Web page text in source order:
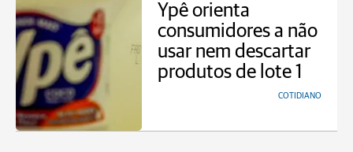
Ypê orienta
consumidores a não
usar nem descartar
produtos de lote 1
COTIDIANO